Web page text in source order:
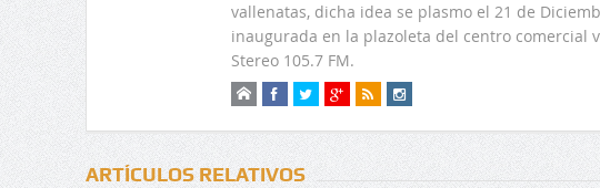
vallenatas, dicha idea se plasmo el 21 de
inaugurada en la plazoleta del centro comercial
Stereo 105.7 FM.
ARTÍCULOS RELATIVOS